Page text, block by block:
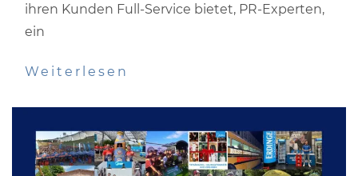
ihren Kunden Full-Service bietet, PR-Experten,
ein
Weiterlesen